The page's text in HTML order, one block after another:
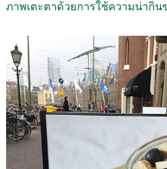
ภาพเตะตาด้วยการใช้ความน่ากิน